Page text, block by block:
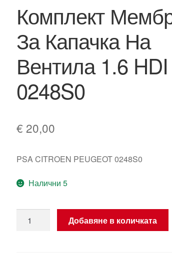
Комплект
За Капачка На
Вентила 1.6 HDI
0248S0
€ 20,00
PSA CITROEN PEUGEOT 0248S0
Налични 5
Добавяне в количката